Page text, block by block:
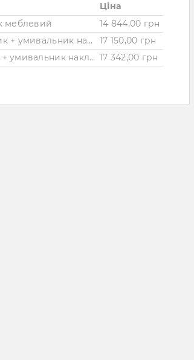
Ціна
меблевий
14 844,00 грн
⭐ Комплект меблів Imprese BLACK EDGE 90см, білий: тумба підвісна зі стільницею 1 ящик + умивальник накладний
17 150,00 грн
✔️ Комплект меблів Imprese BLACK EDGE 90см, дуб: тумба підвісна зі стільницею 1 ящик + умивальник накладний 17 342,00 грн